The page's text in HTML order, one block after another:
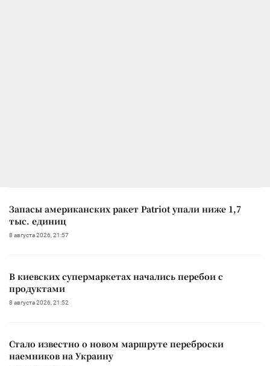
Запасы американских ракет Patriot упали ниже 1,7
тыс. единиц
8 августа 2026, 21:57
В киевских супермаркетах начались перебои с
продуктами
8 августа 2026, 21:52
Стало известно о новом маршруте переброски
наемников на Украину